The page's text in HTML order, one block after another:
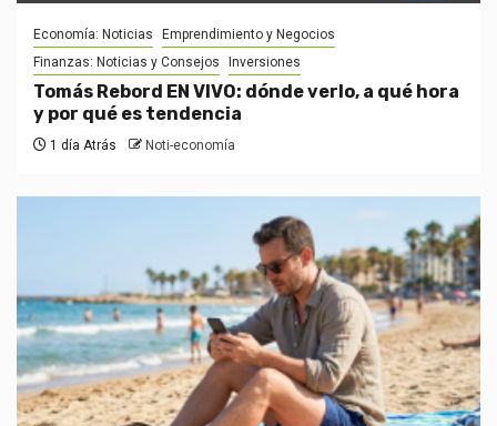
Economía: Noticias
Emprendimiento y Negocios
Finanzas: Noticias y Consejos
Inversiones
Tomás Rebord EN VIVO: dónde verlo, a qué hora
y por qué es tendencia
1 día Atrás Noti-economía